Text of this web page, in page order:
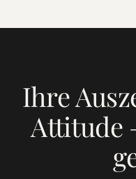
Ihre
Attitude